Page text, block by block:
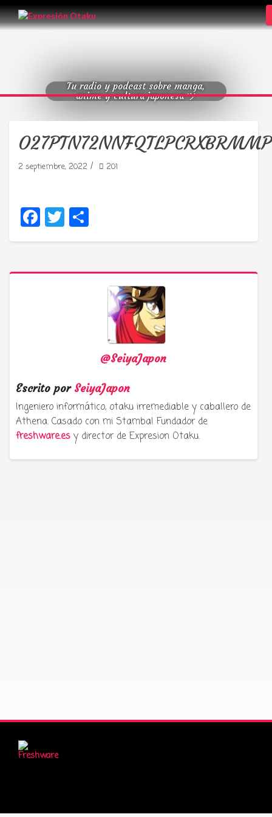
Tu radio y podcast sobre manga,
anime y cultura japonesa ツ
2 septiembre, 2022 / 201
Facebook
Twitter
@SeiyaJapon
Escrito por SeiyaJapon
Ingeniero informático, otaku irremediable y caballero de
Athena. Casado con mi Stamba! Fundador de
freshware.es y director de Expresion Otaku.